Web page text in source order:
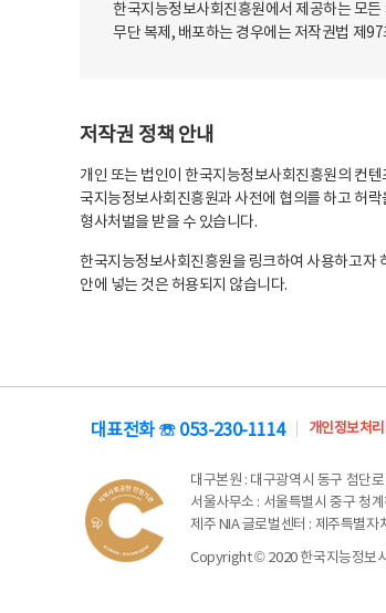
한국지능정보사회진흥원에서 제공하는 모
무단 복제, 배포하는 경우에는 저작권법 제
저작권 정책 안내
개인 또는 법인이 한국지능정보사회진흥원의 컨
국지능정보사회진흥원과 사전에 협의를 하고 허
형사처벌을 받을 수 있습니다.
한국지능정보사회진흥원을 링크하여 사용하고자
안에 넣는 것은 허용되지 않습니다.
대표전화 ☏ 053-230-1114 개인정보처
대구본원 : 대구광역시 동구 첨단
서울사무소 : 서울특별시 중구 청
제주 NIA 글로벌센터 : 제주특별자
Copyright © 2020 한국지능정보